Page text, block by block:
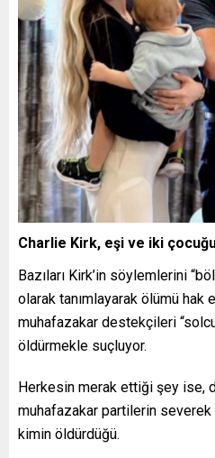
Charlie Kirk, eşi ve iki
Bazıları Kirk’in söylemlerini
olarak tanımlayarak ölümü hak
muhafazakar destekçileri
öldürmekle suçluyor.
Herkesin merak ettiği şey ise,
muhafazakar partilerin
kimin öldürdüğü.